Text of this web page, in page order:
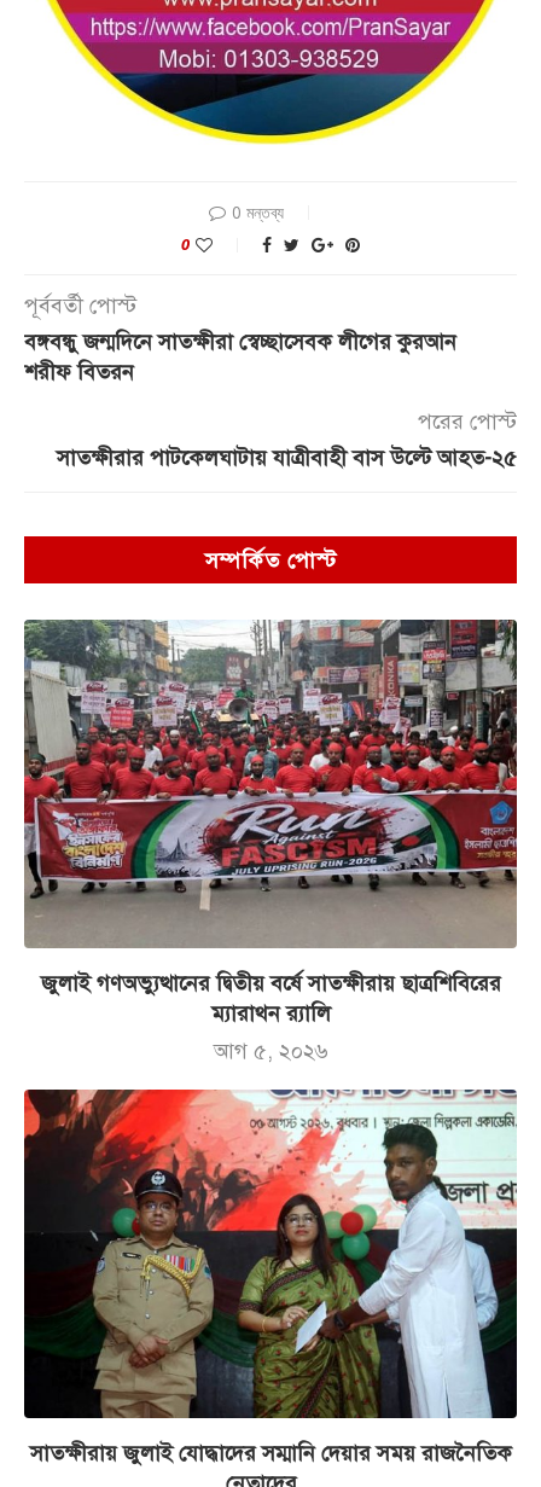
0 মন্তব্য
0
পূর্ববর্তী পোস্ট
বঙ্গবন্ধু জন্মদিনে সাতক্ষীরা স্বেচ্ছাসেবক লীগের কুরআন
শরীফ বিতরন
পরের পোস্ট
সাতক্ষীরার পাটকেলঘাটায় যাত্রীবাহী বাস উল্টে আহত-২৫
সম্পর্কিত পোস্ট
জুলাই গণঅভ্যুত্থানের দ্বিতীয় বর্ষে সাতক্ষীরায় ছাত্রশিবিরের
ম্যারাথন র‌্যালি
আগ ৫, ২০২৬
সাতক্ষীরায় জুলাই যোদ্ধাদের সম্মানি দেয়ার সময় রাজনৈতিক